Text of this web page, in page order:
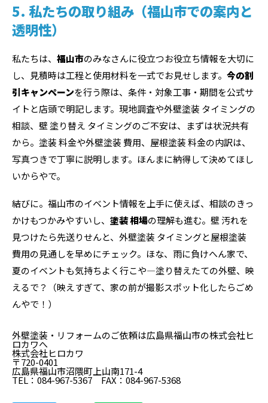
5. 私たちの取り組み（福山市での案内と
透明性）
私たちは、 福山市のみなさんに役立つお役立ち情報を大切に
し、見積時は工程と使用材料を一式でお見せします。 今の割
引キャンペーンを行う際は、条件・対象工事・期間を公式サ
イトと店頭で明記します。現地調査や外壁塗装 タイミングの
相談、壁 塗り替え タイミングのご不安は、まずは状況共有
から。塗装 料金や外壁塗装 費用、屋根塗装 料金の内訳は、
写真つきで丁寧に説明します。ほんまに納得して決めてほし
いからやで。
結びに。福山市のイベント情報を上手に使えば、相談のきっ
かけもつかみやすいし、 塗装 相場の理解も進む。壁 汚れを
見つけたら先送りせんと、外壁塗装 タイミングと屋根塗装
費用の見通しを早めにチェック。ほな、雨に負けへん家で、
夏のイベントも気持ちよく行こや—塗り替えたての外壁、映
えるで？（映えすぎて、家の前が撮影スポット化したらごめ
んやで！）
外壁塗装・リフォームのご依頼は広島県福山市の株式会社ヒ
ロカワへ
株式会社ヒロカワ
〒720-0401
広島県福山市沼隈町上山南171-4
TEL：084-967-5367 FAX：084-967-5368